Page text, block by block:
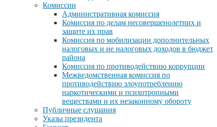
Комиссии
Административная комиссия
Комиссия по делам несовершенолетних и
защите их прав
Комиссия по мобилизации дополнительных
налоговых и не налоговых доходов в бюджет
района
Комиссия по противодействию коррупции
Межведомственная комиссия по
противодействию злоупотреблению
наркотическими и психотропными
веществами и их незаконному обороту
Публичные слушания
Указы президента